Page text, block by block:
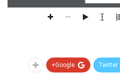
Twitter
Google+